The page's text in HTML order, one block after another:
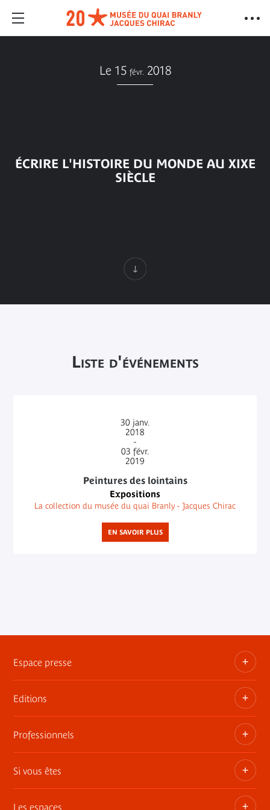
Le 15 févr. 2018
ÉCRIRE L'HISTOIRE DU MONDE AU XIXE
SIÈCLE
Liste d'événements
30 janv.
2018
-
03 févr.
2019
Peintures des lointains
Expositions
La collection du musée du quai Branly - Jacques Chirac
EN SAVOIR PLUS
Espace presse
Dossiers, communiqués, bandes annonces
Contact presse
Editions
Les publications du musée
Professionnels
Privatisez les espaces
Si vous êtes
Les espaces